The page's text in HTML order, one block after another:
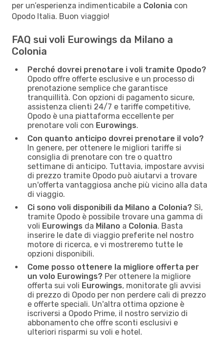
per un’esperienza indimenticabile a Colonia con
Opodo Italia. Buon viaggio!
FAQ sui voli Eurowings da Milano a
Colonia
Perché dovrei prenotare i voli tramite Opodo?
Opodo offre offerte esclusive e un processo di
prenotazione semplice che garantisce
tranquillità. Con opzioni di pagamento sicure,
assistenza clienti 24/7 e tariffe competitive,
Opodo è una piattaforma eccellente per
prenotare voli con Eurowings.
Con quanto anticipo dovrei prenotare il volo?
In genere, per ottenere le migliori tariffe si
consiglia di prenotare con tre o quattro
settimane di anticipo. Tuttavia, impostare avvisi
di prezzo tramite Opodo può aiutarvi a trovare
un'offerta vantaggiosa anche più vicino alla data
di viaggio.
Ci sono voli disponibili da Milano a Colonia? Sì,
tramite Opodo è possibile trovare una gamma di
voli Eurowings da Milano a Colonia. Basta
inserire le date di viaggio preferite nel nostro
motore di ricerca, e vi mostreremo tutte le
opzioni disponibili.
Come posso ottenere la migliore offerta per
un volo Eurowings? Per ottenere la migliore
offerta sui voli Eurowings, monitorate gli avvisi
di prezzo di Opodo per non perdere cali di prezzo
e offerte speciali. Un'altra ottima opzione è
iscriversi a Opodo Prime, il nostro servizio di
abbonamento che offre sconti esclusivi e
ulteriori risparmi su voli e hotel.